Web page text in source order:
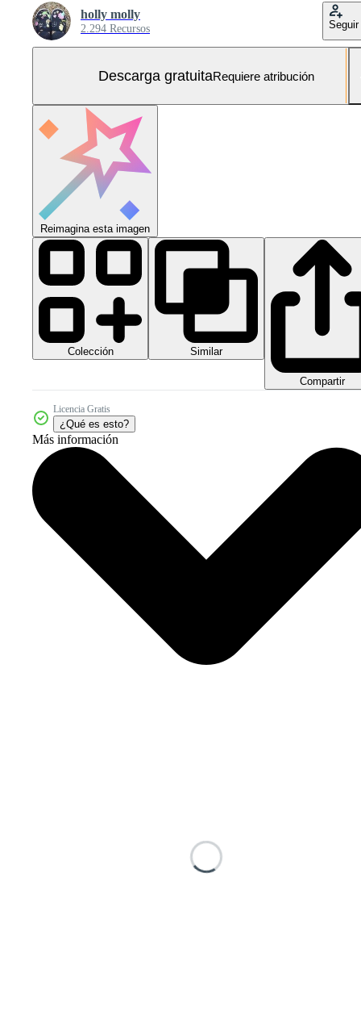
holly molly
2.294 Recursos Seguir
Descarga gratuitaRequiere atribución
Reimagina esta imagen
Colección Similar
Compartir
Licencia Gratis
¿Qué es esto?
Más información